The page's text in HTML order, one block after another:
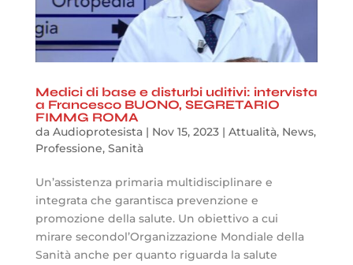
Medici di base e disturbi uditivi: intervista
a Francesco BUONO, SEGRETARIO
FIMMG ROMA
da Audioprotesista| Nov 15, 2023| Attualità, News,
Professione, Sanità
Un’assistenza primaria multidisciplinare e
integrata che garantisca prevenzione e
promozione della salute. Un obiettivo a cui
mirare secondol’Organizzazione Mondiale della
Sanità anche per quanto riguarda la salute